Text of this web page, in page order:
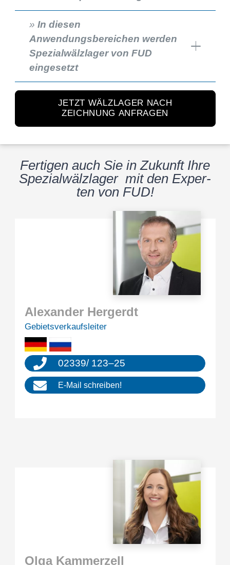
» In diesen
Anwendungsbereichen werden
Spezialwälzlager von FUD
eingesetzt
JETZT WÄLZLAGER NACH
ZEICHNUNG ANFRAGEN
Ferti­gen auch Sie in Zukunft Ihre
Spezi­al­wälz­la­ger mit den Exper­
ten von FUD!
Alexan­der Hergerdt
Gebiets­ver­kaufs­lei­ter
02339/ 123–25
E‑Mail schrei­ben!
Olga Kammer­zell